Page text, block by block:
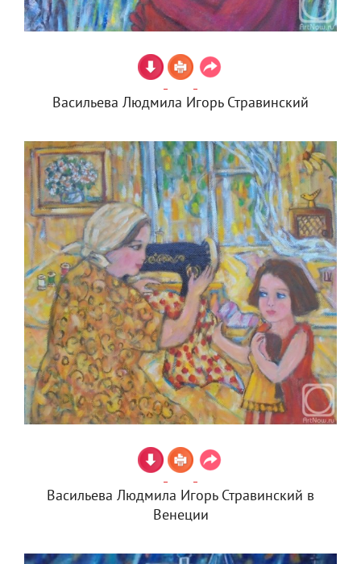
Васильева Людмила Игорь Стравинский
Васильева Людмила Игорь Стравинский в
Венеции